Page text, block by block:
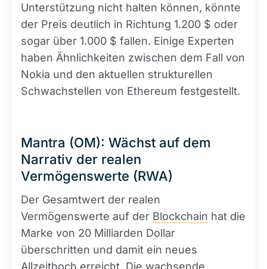
Unterstützung nicht halten können, könnte
der Preis deutlich in Richtung 1.200 $ oder
sogar über 1.000 $ fallen. Einige Experten
haben Ähnlichkeiten zwischen dem Fall von
Nokia und den aktuellen strukturellen
Schwachstellen von Ethereum festgestellt.
Mantra (OM): Wächst auf dem
Narrativ der realen
Vermögenswerte (RWA)
Der Gesamtwert der realen
Vermögenswerte auf der Blockchain hat die
Marke von 20 Milliarden Dollar
überschritten und damit ein neues
Allzeithoch erreicht. Die wachsende